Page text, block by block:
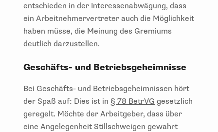
entschieden in der Interessenabwägung, dass
ein Arbeitnehmervertreter auch die Möglichkeit
haben müsse, die Meinung des Gremiums
deutlich darzustellen.
Geschäfts- und Betriebsgeheimnisse
Bei Geschäfts- und Betriebsgeheimnissen hört
der Spaß auf: Dies ist in § 78 BetrVG gesetzlich
geregelt. Möchte der Arbeitgeber, dass über
eine Angelegenheit Stillschweigen gewahrt